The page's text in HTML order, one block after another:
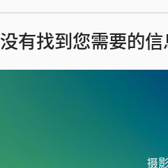
没有找到您需要的信
摄